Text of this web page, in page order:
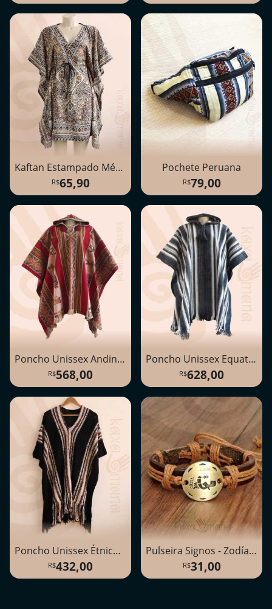
Kaftan Estampado Médio
65,90
Pochete Peruana
79,00
Poncho Unissex Andino Peruano
568,00
Poncho Unissex Equatoriano
628,00
Poncho Unissex Étnico Sierra Madre
432,00
Pulseira Signos - Zodíaco
31,00